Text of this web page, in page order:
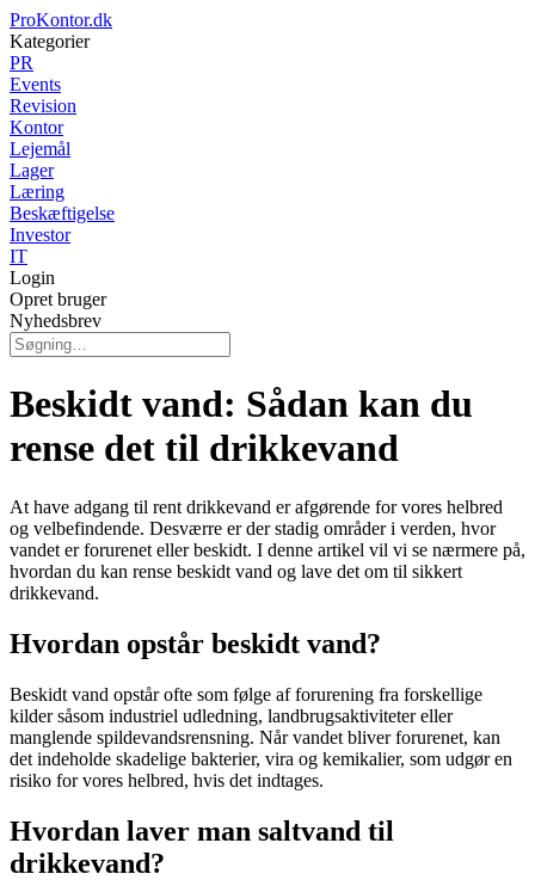
ProKontor.dk
Kategorier
PR
Events
Revision
Kontor
Lejemål
Lager
Læring
Beskæftigelse
Investor
IT
Login
Opret bruger
Nyhedsbrev
Beskidt vand: Sådan kan du
rense det til drikkevand
At have adgang til rent drikkevand er afgørende for vores helbred
og velbefindende. Desværre er der stadig områder i verden, hvor
vandet er forurenet eller beskidt. I denne artikel vil vi se nærmere på,
hvordan du kan rense beskidt vand og lave det om til sikkert
drikkevand.
Hvordan opstår beskidt vand?
Beskidt vand opstår ofte som følge af forurening fra forskellige
kilder såsom industriel udledning, landbrugsaktiviteter eller
manglende spildevandsrensning. Når vandet bliver forurenet, kan
det indeholde skadelige bakterier, vira og kemikalier, som udgør en
risiko for vores helbred, hvis det indtages.
Hvordan laver man saltvand til
drikkevand?